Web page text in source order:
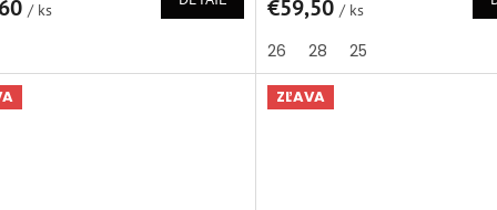
/ ks
je
z
5
hviezdičiek.
€59,50 / ks
26 28 25
ZĽAVA